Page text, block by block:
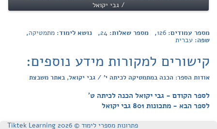
/ גבי יקואל
מספר עמודים: 126, מספר שאלות: 24, נושא לימוד: מתמטיקה,
שפה: עברית
קישורים למקורות מידע נוספים:
אודות הספר: הכנה במתמטיקה לכיתה י' / גבי יקואל, באתר משבצת
לספר הקודם - גבי יקואל הכנה לכיתה ט'
לספר הבא - מתכונות 801 גבי יקואל
פתרונות מספרי לימוד © Tiktek Learning 2026